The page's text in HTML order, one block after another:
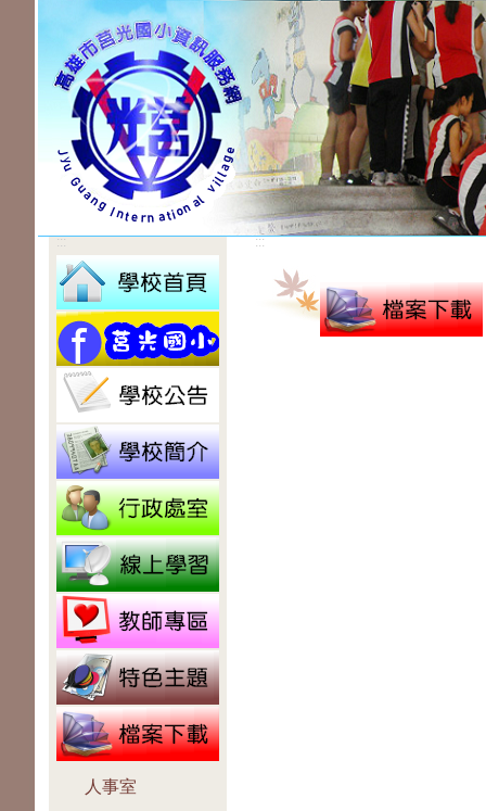
:::
人事室
:::